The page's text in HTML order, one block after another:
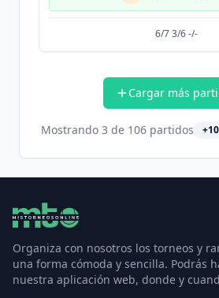
6/7 3/6 -/-
Cargar más
Mostrando 3 de 106partidos +
Organiza con nosotros los torneos y
una forma cómoda y sencilla. Podrás
nuestra aplicación web, donde y